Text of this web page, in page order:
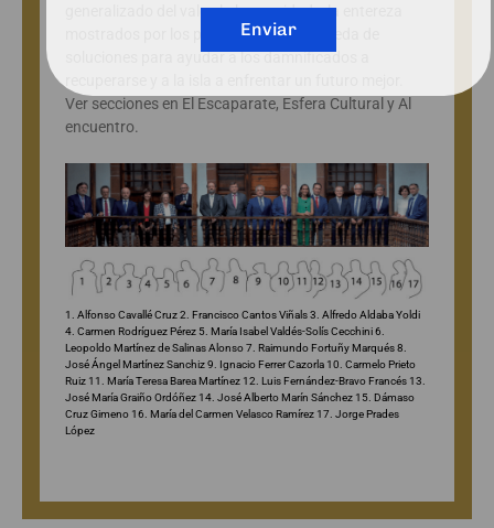
generalizado del valor, la humanidad y la entereza
mostrados por los palmeros; a la búsqueda de
soluciones para ayudar a los damnificados a
Ver secciones en El Escaparate, Esfera Cultural y Al
encuentro.
1. Alfonso Cavallé Cruz 2. Francisco Cantos Viñals 3. Alfredo Aldaba Yoldi
4. Carmen Rodríguez Pérez 5. María Isabel Valdés-Solís Cecchini 6.
Leopoldo Martínez de Salinas Alonso 7. Raimundo Fortuñy Marqués 8.
José Ángel Martínez Sanchiz 9. Ignacio Ferrer Cazorla 10. Carmelo Prieto
Ruiz 11. María Teresa Barea Martínez 12. Luis Fernández-Bravo Francés 13.
José María Graiño Ordóñez 14. José Alberto Marín Sánchez 15. Dámaso
Cruz Gimeno 16. María del Carmen Velasco Ramírez 17. Jorge Prades
López
Enviar